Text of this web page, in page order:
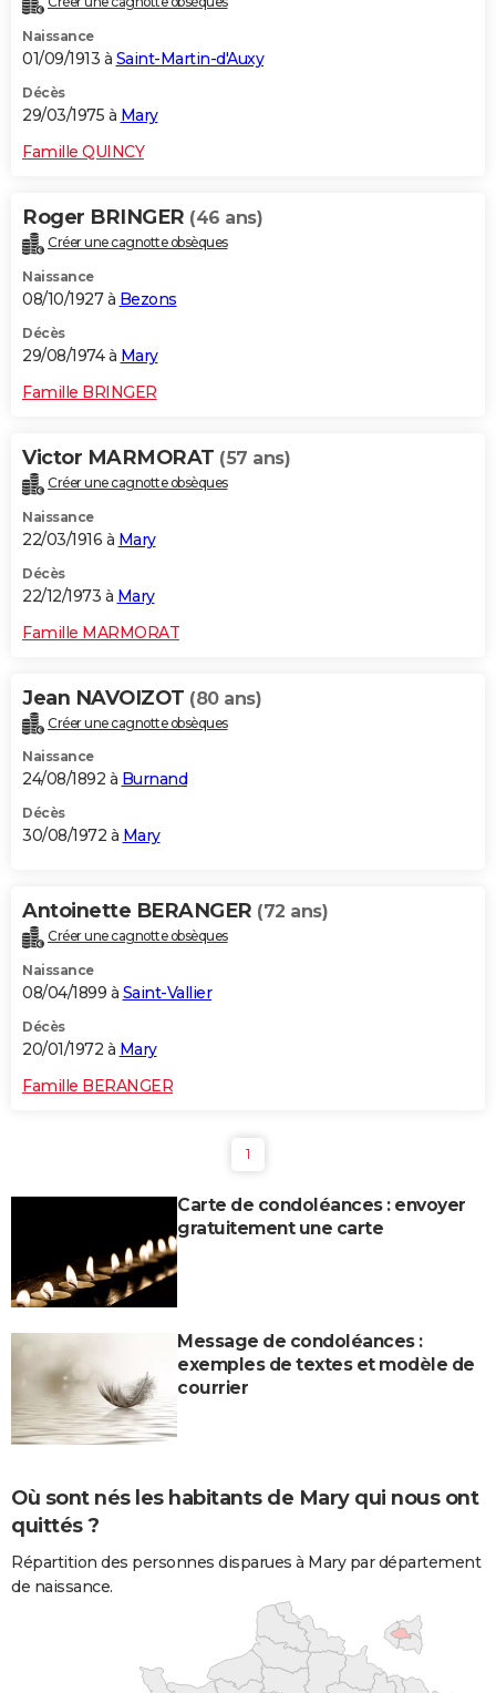
Naissance
01/09/1913 à Saint-Martin-d'Auxy
Décès
29/03/1975 à Mary
Famille QUINCY
Roger BRINGER (46 ans)
Créer une cagnotte obsèques
Naissance
08/10/1927 à Bezons
Décès
29/08/1974 à Mary
Famille BRINGER
Victor MARMORAT (57 ans)
Créer une cagnotte obsèques
Naissance
22/03/1916 à Mary
Décès
22/12/1973 à Mary
Famille MARMORAT
Jean NAVOIZOT (80 ans)
Créer une cagnotte obsèques
Naissance
24/08/1892 à Burnand
Décès
30/08/1972 à Mary
Antoinette BERANGER (72 ans)
Créer une cagnotte obsèques
Naissance
08/04/1899 à Saint-Vallier
Décès
20/01/1972 à Mary
Famille BERANGER
1
Carte de condoléances : envoyer
gratuitement une carte
Message de condoléances :
exemples de textes et modèle de
courrier
Où sont nés les habitants de Mary qui nous ont
quittés ?
Répartition des personnes disparues à Mary par département
de naissance.